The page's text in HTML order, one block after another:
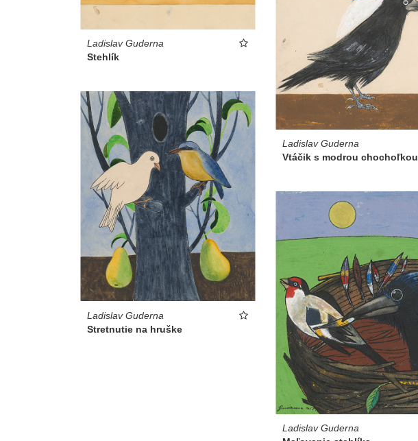
Ladislav Guderna
Stehlík
Ladislav Guderna
Vtáčik s modrou chochoľkou
Ladislav Guderna
Stretnutie na hruške
Ladislav Guderna